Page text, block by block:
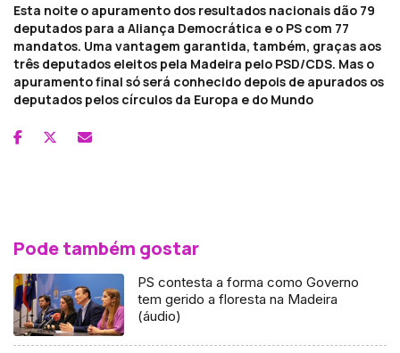
Esta noite o apuramento dos resultados nacionais dão 79
deputados para a Aliança Democrática e o PS com 77
mandatos. Uma vantagem garantida, também, graças aos
três deputados eleitos pela Madeira pelo PSD/CDS. Mas o
apuramento final só será conhecido depois de apurados os
deputados pelos círculos da Europa e do Mundo
Pode também gostar
PS contesta a forma como Governo
tem gerido a floresta na Madeira
(áudio)